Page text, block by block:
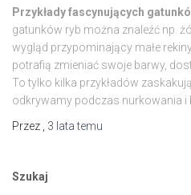
Przykłady fascynujących
gatunków ryb można znaleźć np.
wygląd przypominający małe
potrafią zmieniać swoje barwy,
To tylko kilka przykładów
odkrywamy podczas nurkowania i
Przez
3 latatemu
Szukaj